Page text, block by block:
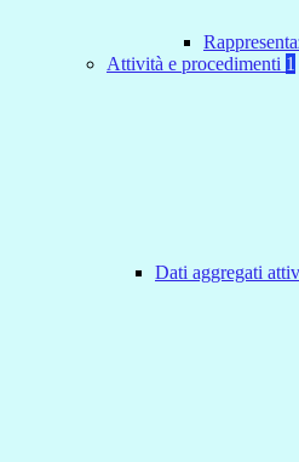
Attività e procedimenti 1
Dati aggregati